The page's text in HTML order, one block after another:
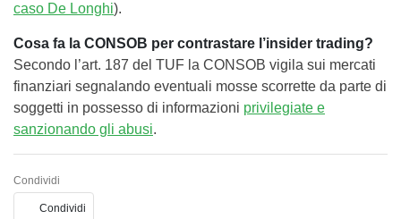
caso De Longhi).
Cosa fa la CONSOB per contrastare l’insider trading?
Secondo l’art. 187 del TUF la CONSOB vigila sui mercati
finanziari segnalando eventuali mosse scorrette da parte di
soggetti in possesso di informazioni privilegiate e
sanzionando gli abusi.
Condividi
Condividi